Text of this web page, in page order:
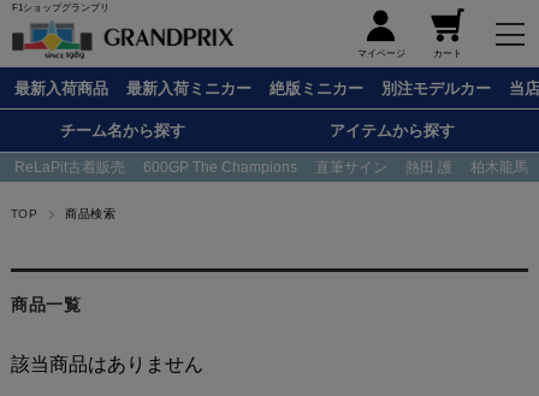
F1ショップグランプリ
マイページ カート
最新入荷商品 最新入荷ミニカー 絶版ミニカー 別注モデルカー 当
チーム名から探す アイテムから探す
ReLaPit古着販売 600GP The Champions 直筆サイン 熱田 護 柏木龍馬
TOP 商品検索
商品一覧
該当商品はありません